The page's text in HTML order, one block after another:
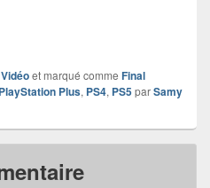
et marqué comme Final
PlayStation Plus, PS4, PS5parSamy